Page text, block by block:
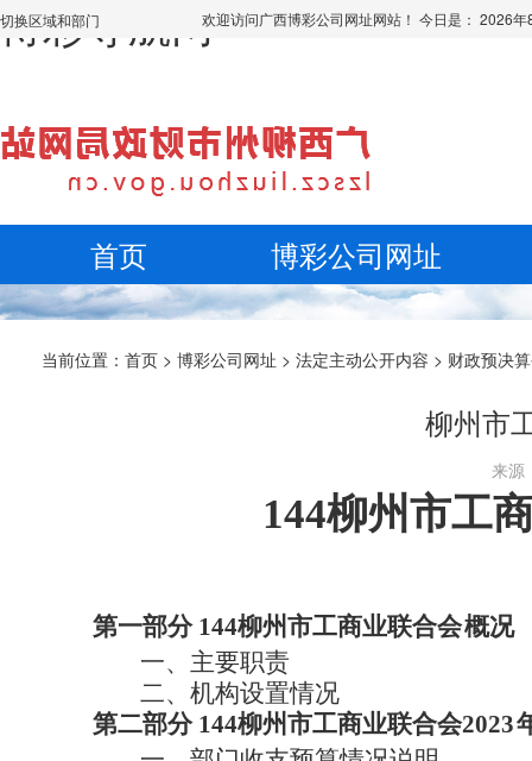
博彩导航网
切换区域和部门 欢迎访问广西博彩公司网址网站！ 今日是： 2026
首页 博彩公司网址
当前位置： 首页 > 博彩公司网址 > 法定主动公开内容 > 财政预决
柳州市
来源
144柳州市工
第一部分 144柳州市工商业联合会概况
一、主要职责
二、机构设置情况
第二部分 144柳州市工商业联合会2023